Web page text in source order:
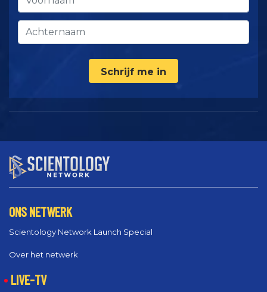
Schrijf me in
ONS NETWERK
Scientology Network Launch Special
Over het netwerk
LIVE-TV